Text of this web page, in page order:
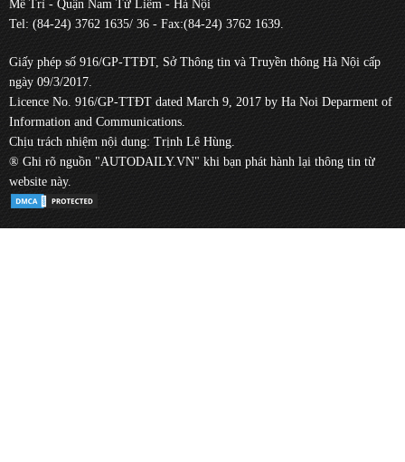
Mễ Trì - Quận Nam Từ Liêm - Hà Nội
Tel: (84-24) 3762 1635/ 36 - Fax:(84-24) 3762 1639.
Giấy phép số 916/GP-TTĐT, Sở Thông tin và Truyền thông Hà Nội cấp
ngày 09/3/2017.
Licence No. 916/GP-TTĐT dated March 9, 2017 by Ha Noi Deparment of
Information and Communications.
Chịu trách nhiệm nội dung: Trịnh Lê Hùng.
® Ghi rõ nguồn "AUTODAILY.VN" khi bạn phát hành lại thông tin từ
website này.